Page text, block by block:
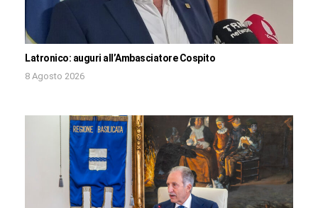
Latronico: auguri all’Ambasciatore Cospito
8 Agosto 2026